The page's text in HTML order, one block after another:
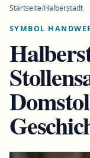
Startseite/Halberstadt
SYMBOL